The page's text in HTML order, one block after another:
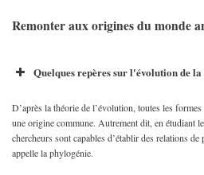
Remonter aux origines du monde
Quelques repères sur l'évolution de
D’après la théorie de l’évolution, toutes les
une origine commune. Autrement dit, en étudiant
chercheurs sont capables d’établir des relations de
appelle la phylogénie.